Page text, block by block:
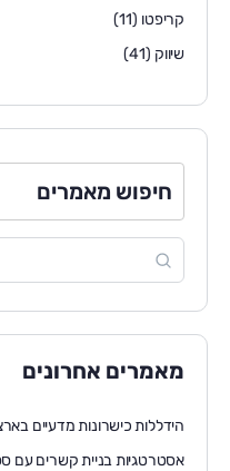
קריפטו (11)
שיווק (41)
חיפוש מאמרים
מאמרים אחרונים
הידללות כישרונות מדעיים
אסטרטגיות בניית קשרים עם